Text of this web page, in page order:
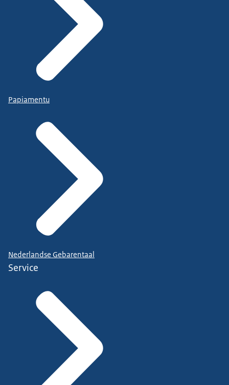
Papiamentu
Nederlandse Gebarentaal
Service